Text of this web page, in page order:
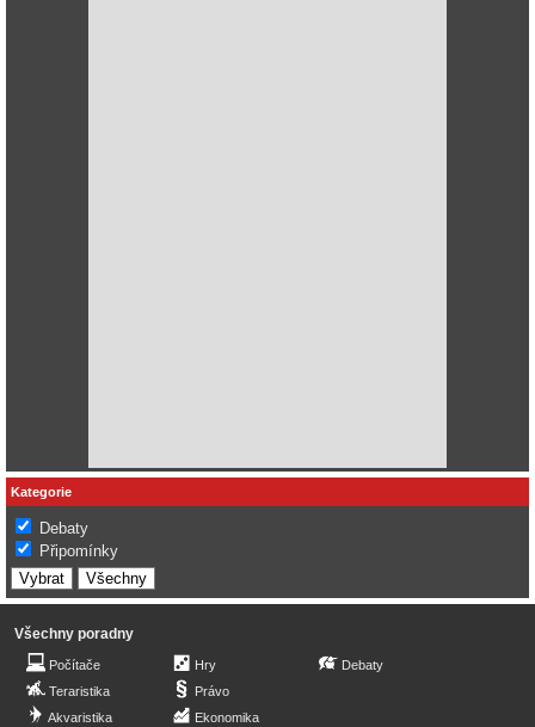
Kategorie
Debaty
Připomínky
Všechny poradny
Počítače
Teraristika
Akvaristika
Hry
Právo
Ekonomika
Debaty